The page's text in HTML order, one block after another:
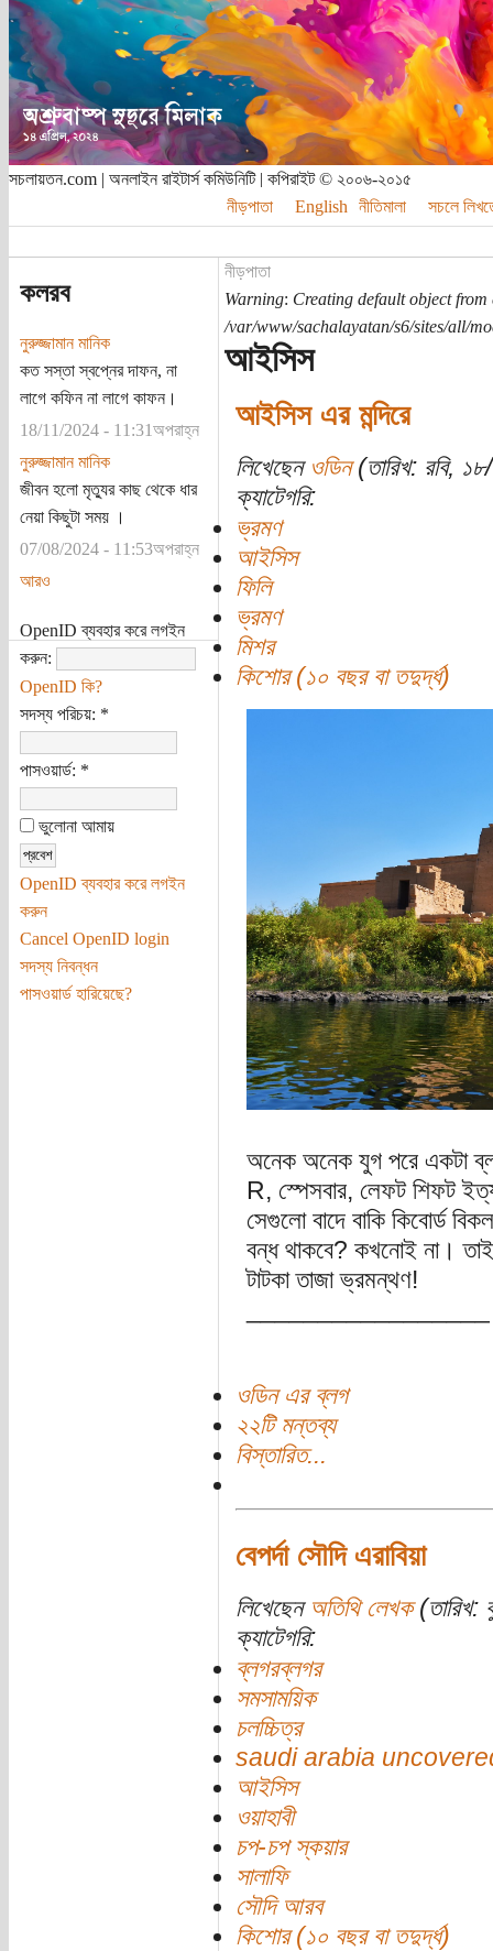
সচলায়তন.com | অনলাইন রাইটার্স কমিউনিটি | কপিরাইট © ২০০৬-২০১৫
নীড়পাতা
English নীতিমালা সচলে
কলরব
নুরুজ্জামান মানিক
কত সস্তা স্বপ্নের দাফন, না
লাগে কফিন না লাগে কাফন।
18/11/2024 - 11:31অপরাহ্ন
নুরুজ্জামান মানিক
জীবন হলো মৃত্যুর কাছ থেকে ধার
নেয়া কিছুটা সময় ।
07/08/2024 - 11:53অপরাহ্ন
আরও
OpenID ব্যবহার করে লগইন
করুন:
OpenID কি?
সদস্য পরিচয়: *
পাসওয়ার্ড: *
ভুলোনা আমায়
OpenID ব্যবহার করে লগইন
করুন
Cancel OpenID login
সদস্য নিবন্ধন
পাসওয়ার্ড হারিয়েছে?
নীড়পাতা
Warning: Creating default object from
/var/www/sachalayatan/s6/sites/all/
আইসিস
আইসিস এর মন্দিরে
লিখেছেন ওডিন(তারিখ: রবি,
ক্যাটেগরি:
ভ্রমণ
আইসিস
ফিলি
ভ্রমণ
মিশর
কিশোর (১০ বছর বা তদুর্দ্ধ)
অনেক অনেক যুগ পরে একটা
R, স্পেসবার, লেফট শিফট
সেগুলো বাদে বাকি কিবোর্ড
বন্ধ থাকবে? কখনোই না।
টাটকা তাজা ভ্রমন্থণ!
ওডিন এর ব্লগ
২২টি মন্তব্য
বিস্তারিত...
বেপর্দা সৌদি এরাবিয়া
লিখেছেন অতিথি লেখক(তারিখ:
ক্যাটেগরি:
ব্লগরব্লগর
সমসাময়িক
চলচ্চিত্র
saudi arabia
আইসিস
ওয়াহাবী
চপ-চপ স্কয়ার
সালাফি
সৌদি আরব
কিশোর (১০ বছর বা তদুর্দ্ধ)